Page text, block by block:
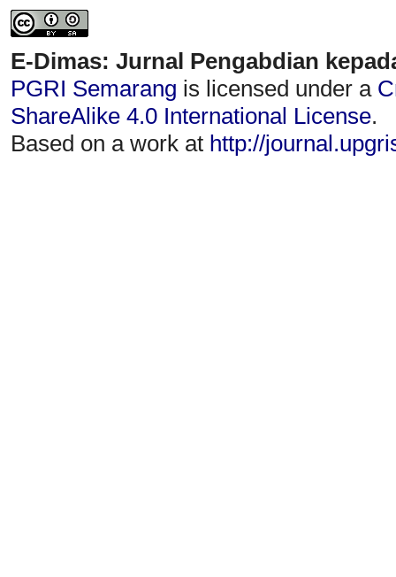
E-Dimas: Jurnal Pengabdian
PGRI Semarang is licensed under a
ShareAlike 4.0 International License.
Based on a work at http://